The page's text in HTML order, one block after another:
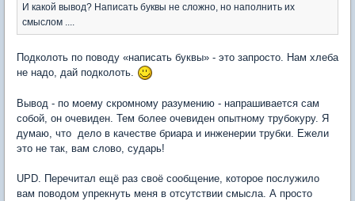
И какой вывод? Написать буквы не сложно, но наполнить их
смыслом ....
Подколоть по поводу «написать буквы» - это запросто. Нам хлеба
не надо, дай подколоть.
Вывод - по моему скромному разумению - напрашивается сам
собой, он очевиден. Тем более очевиден опытному трубокуру. Я
думаю, что дело в качестве бриара и инженерии трубки. Ежели
это не так, вам слово, сударь!
UPD. Перечитал ещё раз своё сообщение, которое послужило
вам поводом упрекнуть меня в отсутствии смысла. А просто